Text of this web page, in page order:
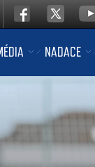
NADACE